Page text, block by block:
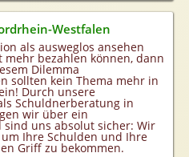
Westfalen
als ausweglos ansehen
bezahlen können, dann
Dilemma
sollten kein Thema mehr in
Durch unsere
Schuldnerberatung in
wir über ein
uns absolut sicher: Wir
Ihre Schulden und Ihre
Griff zu bekommen.